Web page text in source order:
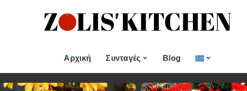
Αρχική Συνταγές Blog
Εποχιακές Συνταγές